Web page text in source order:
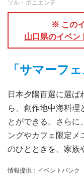
ソル・ポニエンテ
※ この
山口県のイベン
「サマーフ
日本夕陽百選に選
ら、創作地中海料理
とができる。さらに
ングやカフェ限定メ
のひとときを、家族
情報提供：イベントバンク